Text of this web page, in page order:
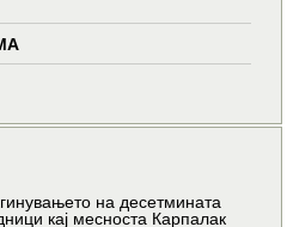
на десетмината
кај месноста Карпалак